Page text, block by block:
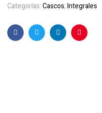
Categorías:Cascos,Integrales
FacebookTwitterLinkedinPinterest